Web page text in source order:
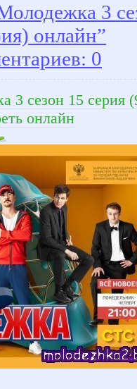
3
онлайн”
0
3 сезон 15 серия
онлайн